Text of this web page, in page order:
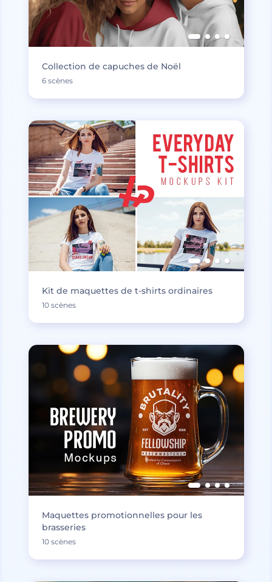
Collection de capuches de Noël
6 scènes
Kit de maquettes de t-shirts ordinaires
10 scènes
Maquettes promotionnelles pour les
brasseries
10 scènes